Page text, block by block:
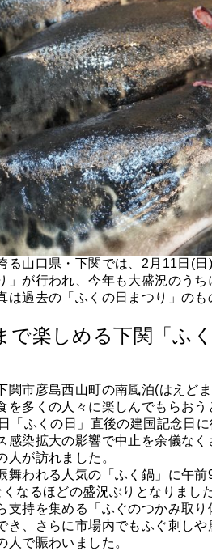
る山口県・下関では、2月11日(
」が行われ、今年も大盛況のう
は過去の「ふくの日まつり」のも
で楽しめる下関「ふ
関市彦島西山町の南風泊(はえど
を多くの人々に楽しんでもらお
「ふくの日」直後の建国記念日
感染拡大の影響で中止を余儀な
人が訪れました。
舞われる人気の「ふく鍋」に午
なるほどの盛況ぶりとなりまし
支持を集める「ふぐのつかみ取
き、さらに市場内でもふぐ刺し
人で賑わいました。